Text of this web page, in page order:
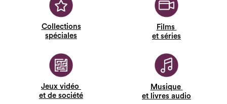
Collections
spéciales
Films
et séries
Jeux vidéo
et de société
Musique
et livres audio